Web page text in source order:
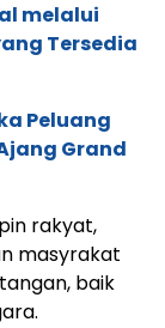
melalui
Tersedia
Peluang
Grand
rakyat,
masyrakat
baik